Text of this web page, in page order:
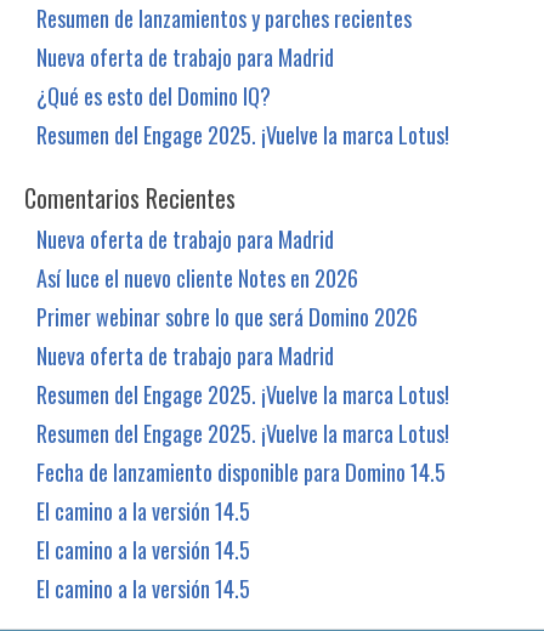
Resumen de lanzamientos y parches recientes
Nueva oferta de trabajo para Madrid
¿Qué es esto del Domino IQ?
Resumen del Engage 2025. ¡Vuelve la marca Lotus!
Comentarios Recientes
Nueva oferta de trabajo para Madrid
Así luce el nuevo cliente Notes en 2026
Primer webinar sobre lo que será Domino 2026
Nueva oferta de trabajo para Madrid
Resumen del Engage 2025. ¡Vuelve la marca Lotus!
Resumen del Engage 2025. ¡Vuelve la marca Lotus!
Fecha de lanzamiento disponible para Domino 14.5
El camino a la versión 14.5
El camino a la versión 14.5
El camino a la versión 14.5